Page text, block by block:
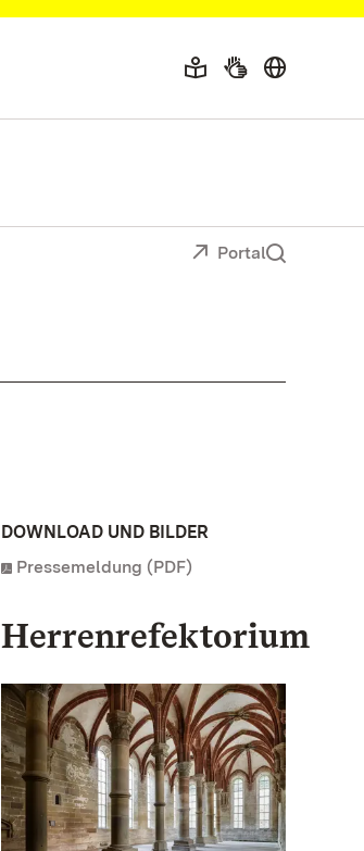
Portal
DOWNLOAD UND BILDER
Pressemeldung (PDF)
Herrenrefektorium